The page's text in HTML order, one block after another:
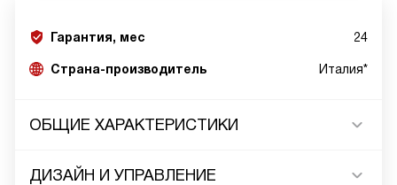
Гарантия, мес 24
Страна-производитель Италия*
ОБЩИЕ ХАРАКТЕРИСТИКИ
ДИЗАЙН И УПРАВЛЕНИЕ